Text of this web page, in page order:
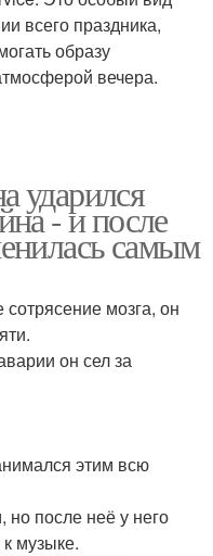
всего праздника,
образу
вечера.
ударился
- и после
самым
мозга, он
он сел за
этим всю
после неё у него
музыке.